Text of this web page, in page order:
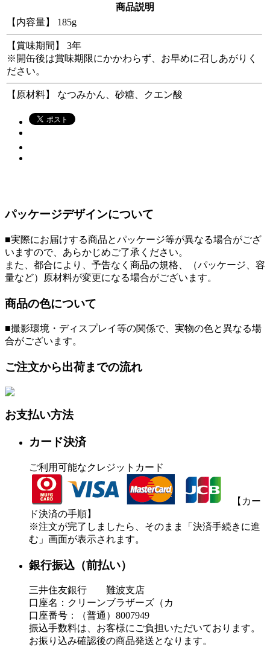
商品説明
【内容量】 185g
【賞味期間】 3年
※開缶後は賞味期限にかかわらず、お早めに召しあがりく
ださい。
【原材料】 なつみかん、砂糖、クエン酸
パッケージデザインについて
■実際にお届けする商品とパッケージ等が異なる場合がござ
いますので、あらかじめご了承ください。
また、都合により、予告なく商品の規格、（パッケージ、容
量など）原材料が変更になる場合がございます。
商品の色について
■撮影環境・ディスプレイ等の関係で、実物の色と異なる場
合がございます。
ご注文から出荷までの流れ
お支払い方法
カード決済
ご利用可能なクレジットカード
【カー
ド決済の手順】
※注文が完了しましたら、そのまま「決済手続きに進
む」画面が表示されます。
銀行振込（前払い）
三井住友銀行 難波支店
口座名：クリーンブラザーズ（カ
口座番号：（普通）8007949
振込手数料は、お客様にご負担いただいております。
お振り込み確認後の商品発送となります。